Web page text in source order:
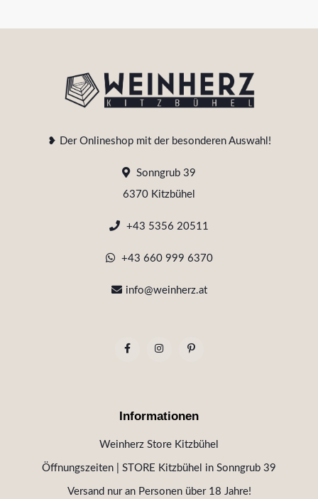
❥ Der Onlineshop mit der besonderen Auswahl!
Sonngrub 39
6370 Kitzbühel
+43 5356 20511
+43 660 999 6370
info@weinherz.at
Informationen
Weinherz Store Kitzbühel
Öffnungszeiten | STORE Kitzbühel in Sonngrub 39
Versand nur an Personen über 18 Jahre!